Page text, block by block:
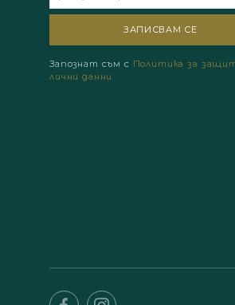
Запознат съм с Политика за
лични данни